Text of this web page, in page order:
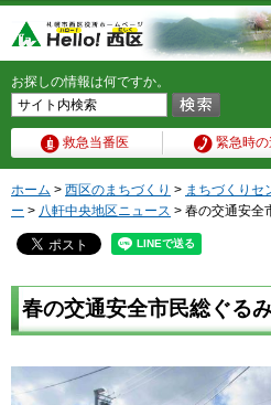
お探しの情報は何ですか。
救急当番医 緊急時
ホーム > 西区のまちづくり > まちづくりセ
ー > 八軒中央地区ニュース > 春の交通安全
春の交通安全市民総ぐる